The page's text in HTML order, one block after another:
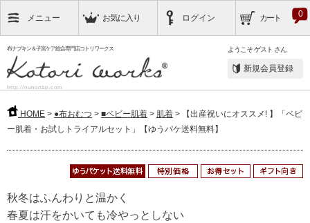
布ナプキン＆子宮ケア総合専門店コトリワークス
http://nunonap.com
ようこそゲスト さん
新規会員登録
メニュー お気に入り ログイン カート 0
HOME > ●布おむつ > ■ベビー肌着 > 肌着 > 【出産祝いにオススメ! 】「ベビ
ー肌着・お試しトライアルセット」【ゆうパケ送料無料】
秋冬はふんわりと温かく
春夏は汗をかいても冷やっとしない